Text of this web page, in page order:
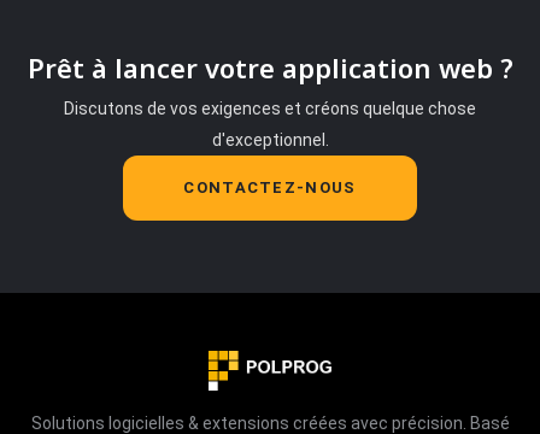
Prêt à lancer votre application web ?
Discutons de vos exigences et créons quelque chose
d'exceptionnel.
CONTACTEZ-NOUS
Solutions logicielles & extensions créées avec précision. Basé